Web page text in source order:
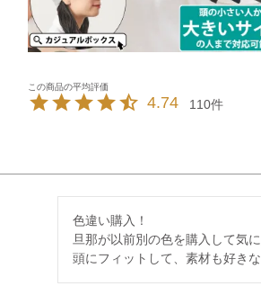
4.74 110
色違い購入！
旦那が以前別の色を購入して気
頭にフィットして、素材も好きな